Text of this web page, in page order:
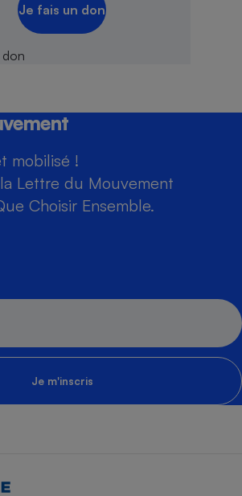
Je fais un don
mobilisé !
Lettre du Mouvement
Choisir Ensemble.
Je m'inscris